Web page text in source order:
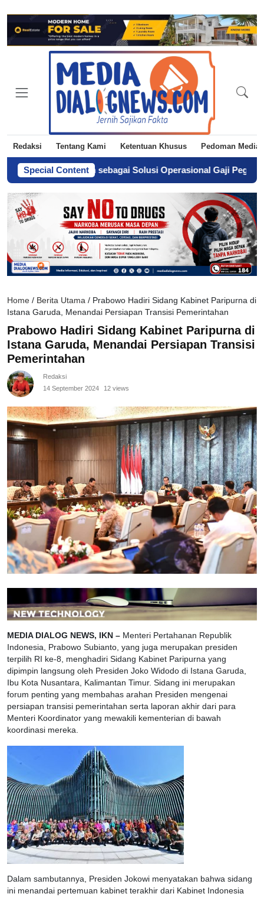
Redaksi Tentang Kami Ketentuan Khusus Pedoman Media
Special Content
Langkah sebagai Solusi Operasional Gaji Pegawai Pemda
Home / Berita Utama / Prabowo Hadiri Sidang Kabinet Paripurna di
Istana Garuda, Menandai Persiapan Transisi Pemerintahan
Prabowo Hadiri Sidang Kabinet Paripurna di
Istana Garuda, Menandai Persiapan Transisi
Pemerintahan
Redaksi
14 September 2024
12 views
MEDIA DIALOG NEWS, IKN – Menteri Pertahanan Republik
Indonesia, Prabowo Subianto, yang juga merupakan presiden
terpilih RI ke-8, menghadiri Sidang Kabinet Paripurna yang
dipimpin langsung oleh Presiden Joko Widodo di Istana Garuda,
Ibu Kota Nusantara, Kalimantan Timur. Sidang ini merupakan
forum penting yang membahas arahan Presiden mengenai
persiapan transisi pemerintahan serta laporan akhir dari para
Menteri Koordinator yang mewakili kementerian di bawah
koordinasi mereka.
Dalam sambutannya, Presiden Jokowi menyatakan bahwa sidang
ini menandai pertemuan kabinet terakhir dari Kabinet Indonesia